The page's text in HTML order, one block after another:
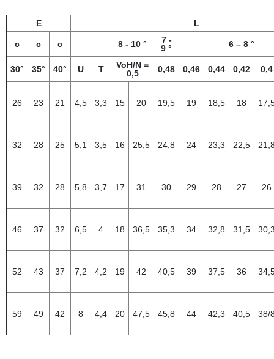
E L
с с с 8 - 10 °
7 -
9 °
6 – 8 °
30° 35° 40° U T
VoH/N =
0,5
0,48 0,46 0,44 0,42 0,4
26 23 21 4,5 3,3 15 20 19,5 19 18,5 18
32 28 25 5,1 3,5 16 25,5 24,8 24 23,3 22,5
39 32 28 5,8 3,7 17 31 30 29 28 27 26
46 37 32 6,5 4 18 36,5 35,3 34 32,8 31,5
52 43 37 7,2 4,2 19 42 40,5 39 37,5 36
59 49 42 8 4,4 20 47,5 45,8 44 42,3 40,5 38/